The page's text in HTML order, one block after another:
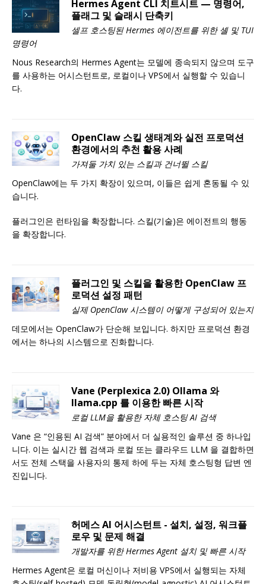
Hermes Agent CLI 치트시트 — 명령어,
플래그 및 슬래시 단축키
셀프 호스팅된 Hermes 에이전트를 위한 셸 및 TUI
명령어
Nous Research의 Hermes Agent는 모델에 종속되지 않으며 도구
를 사용하는 어시스턴트로, 로컬이나 VPS에서 실행할 수 있습니
다.
OpenClaw 스킬 생태계와 실전 프로덕션
환경에서의 추천 활용 사례
가져둘 가치 있는 스킬과 건너뛸 스킬
OpenClaw에는 두 가지 확장이 있으며, 이들은 쉽게 혼동될 수 있
습니다.
플러그인은 런타임을 확장합니다. 스킬(기술)은 에이전트의 행동
을 확장합니다.
플러그인 및 스킬을 활용한 OpenClaw 프
로덕션 설정 패턴
실제 OpenClaw 시스템이 어떻게 구성되어 있는지
데모에서는 OpenClaw가 단순해 보입니다. 하지만 프로덕션 환경
에서는 하나의 시스템으로 진화합니다.
Vane (Perplexica 2.0) Ollama 와
llama.cpp 를 이용한 빠른 시작
로컬 LLM을 활용한 자체 호스팅 AI 검색
Vane 은 “인용된 AI 검색” 분야에서 더 실용적인 솔루션 중 하나입
니다. 이는 실시간 웹 검색과 로컬 또는 클라우드 LLM 을 결합하면
서도 전체 스택을 사용자의 통제 하에 두는 자체 호스팅형 답변 엔
진입니다.
허메스 AI 어시스턴트 - 설치, 설정, 워크플
로우 및 문제 해결
개발자를 위한 Hermes Agent 설치 및 빠른 시작
Hermes Agent은 로컬 머신이나 저비용 VPS에서 실행되는 자체